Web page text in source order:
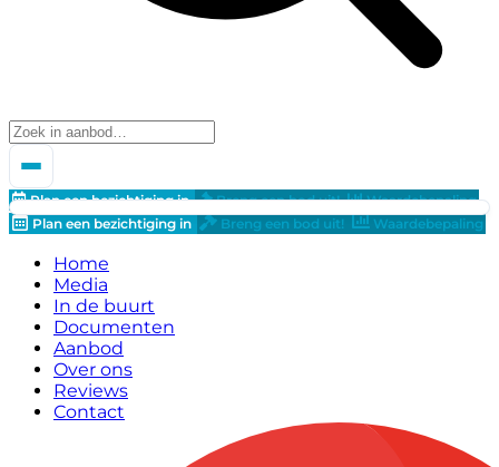
Plan een bezichtiging in Breng een bod uit!
Waardebepaling
Plan een bezichtiging in
Breng een bod uit! Waardebepaling
Home
Media
In de buurt
Documenten
Aanbod
Over ons
Reviews
Contact